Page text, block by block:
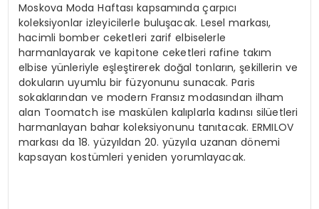
Moskova Moda Haftası kapsamında çarpıcı
koleksiyonlar izleyicilerle buluşacak. Lesel markası,
hacimli bomber ceketleri zarif elbiselerle
harmanlayarak ve kapitone ceketleri rafine takım
elbise yünleriyle eşleştirerek doğal tonların, şekillerin ve
dokuların uyumlu bir füzyonunu sunacak. Paris
sokaklarından ve modern Fransız modasından ilham
alan Toomatch ise maskülen kalıplarla kadınsı silüetleri
harmanlayan bahar koleksiyonunu tanıtacak. ERMILOV
markası da 18. yüzyıldan 20. yüzyıla uzanan dönemi
kapsayan kostümleri yeniden yorumlayacak.